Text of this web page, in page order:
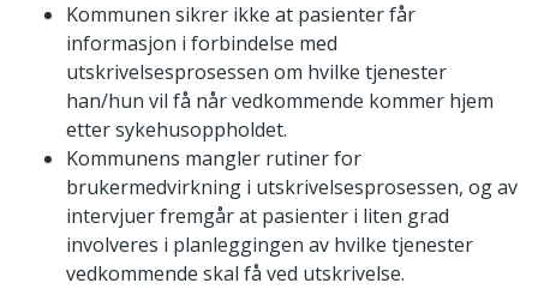
Kommunen sikrer ikke at pasienter får
informasjon i forbindelse med
utskrivelsesprosessen om hvilke tjenester
han/hun vil få når vedkommende kommer hjem
etter sykehusoppholdet.
Kommunens mangler rutiner for
brukermedvirkning i utskrivelsesprosessen, og av
intervjuer fremgår at pasienter i liten grad
involveres i planleggingen av hvilke tjenester
vedkommende skal få ved utskrivelse.